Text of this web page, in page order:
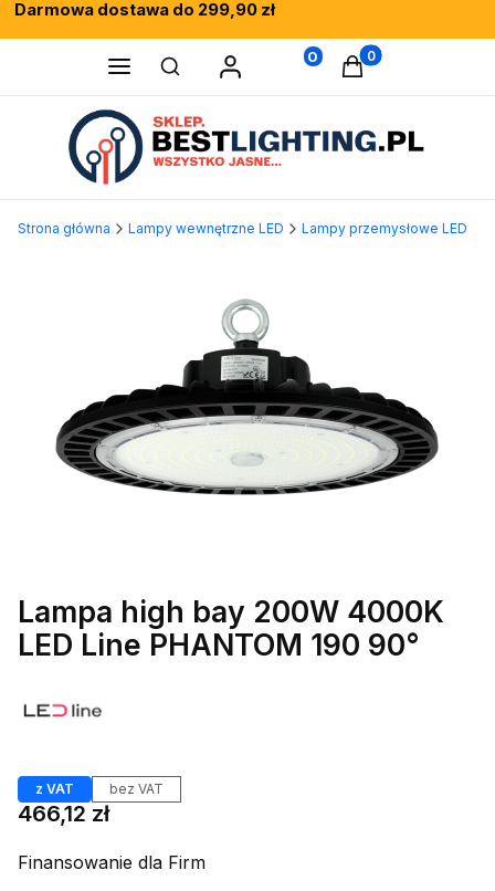
Darmowa dostawa do 299,90 zł
Rewelacyjne opinie klientów
Fachowe doradztwo
Otwórz wyszukiwarkę
0 Produkty w
Strona główna Lampy wewnętrzne LED Lampy przemysłowe LED
Lampa high bay 200W 4000K
LED Line PHANTOM 190 90°
z VAT bez VAT
Cena
466,12 zł
Finansowanie dla Firm